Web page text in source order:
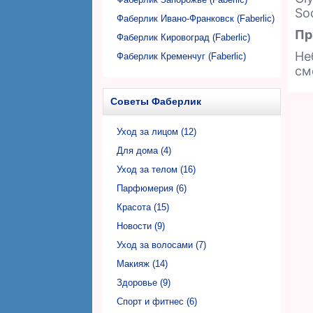
Фаберлик Ивано-Франковск (Faberlic)
Фаберлик Кировоград (Faberlic)
Фаберлик Кременчуг (Faberlic)
Фаберлик Николаев (Faberlic)
Фаберлик Никополь (Faberlic)
Фаберлик Одесса (Faberlic)
Фаберлик Полтава (Faberlic)
Фаберлик Ровно (Faberlic)
Фаберлик Сумы (Faberlic)
Фаберлик Тернополь (Faberlic)
Фаберлик Ужгород (Faberlic)
Фаберлик Харьков (Faberlic)
Фаберлик Херсон (Faberlic)
Советы Фаберлик
Уход за лицом (12)
Для дома (4)
Уход за телом (16)
Парфюмерия (6)
Красота (15)
Новости (9)
Уход за волосами (7)
Макияж (14)
Здоровье (9)
Спорт и фитнес (6)